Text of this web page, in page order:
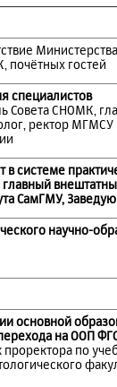
почётных гостей
специалистов
Совета СНОМК,
ректор
системе
главный
СамГМУ,
научно-
основной
на ООП
по